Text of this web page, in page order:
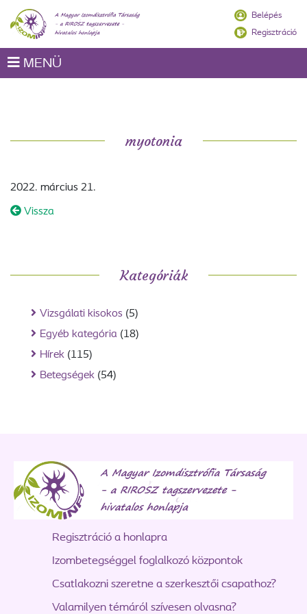
Belépés
Regisztráció
MENÜ
Kategóriák
Vizsgálati kisokos (5)
Egyéb kategória (18)
Hírek (115)
Betegségek (54)
myotonia
2022. március 21.
Vissza
Regisztráció a honlapra
Izombetegséggel foglalkozó központok
Csatlakozni szeretne a szerkesztői csapathoz?
Valamilyen témáról szívesen olvasna?